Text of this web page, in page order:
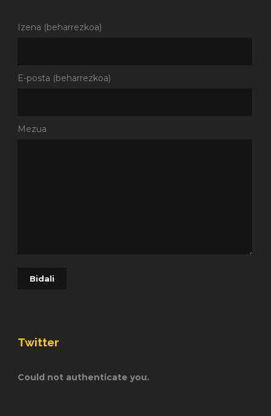
Izena (beharrezkoa)
E-posta (beharrezkoa)
Mezua
Twitter
Could not authenticate you.